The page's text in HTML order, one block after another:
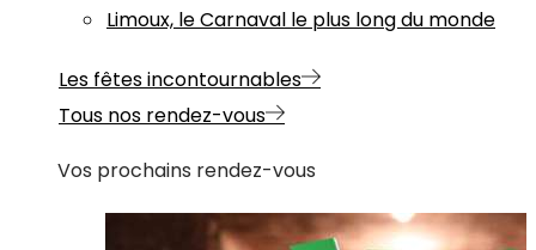
Limoux, le Carnaval le plus long du monde
Les fêtes incontournables
Tous nos rendez-vous
Vos prochains rendez-vous